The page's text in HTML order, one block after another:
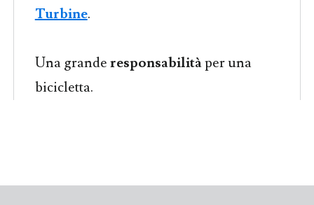
Turbine.
Una granderesponsabilitàper una
bicicletta.